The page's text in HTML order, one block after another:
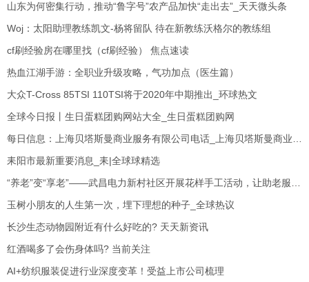
山东为何密集行动，推动“鲁字号”农产品加快“走出去”_天天微头条
Woj：太阳助理教练凯文-杨将留队 待在新教练沃格尔的教练组
cf刷经验房在哪里找（cf刷经验） 焦点速读
热血江湖手游：全职业升级攻略，气功加点（医生篇）
大众T-Cross 85TSI 110TSI将于2020年中期推出_环球热文
全球今日报丨生日蛋糕团购网站大全_生日蛋糕团购网
耒阳市最新重要消息_耒|全球球精选
玉树小朋友的人生第一次，埋下理想的种子_全球热议
长沙生态动物园附近有什么好吃的? 天天新资讯
红酒喝多了会伤身体吗? 当前关注
AI+纺织服装促进行业深度变革！受益上市公司梳理